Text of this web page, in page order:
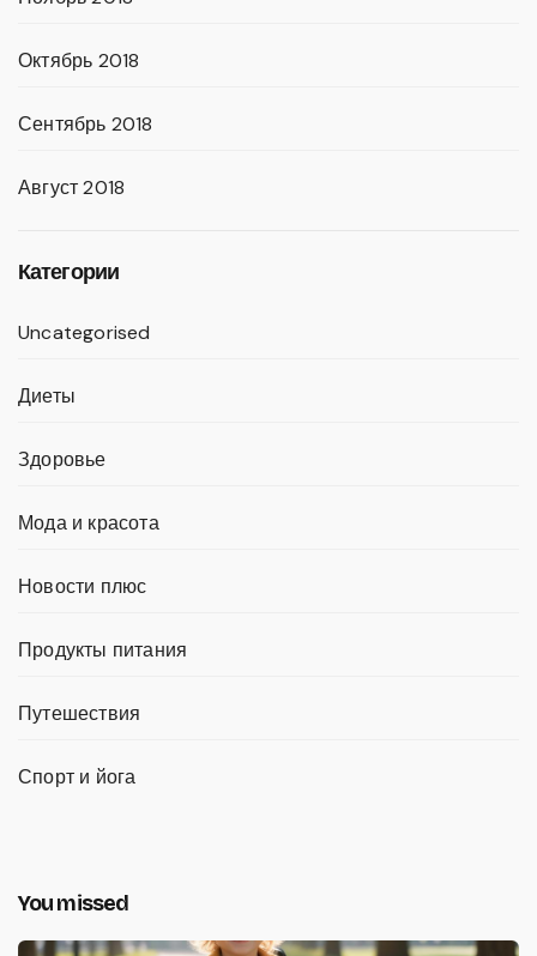
Октябрь 2018
Сентябрь 2018
Август 2018
Категории
Uncategorised
Диеты
Здоровье
Мода и красота
Новости плюс
Продукты питания
Путешествия
Спорт и йога
You missed